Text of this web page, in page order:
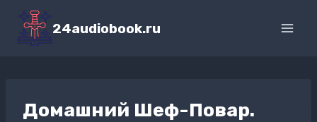
Перейти
содержимому
24audiobook.ru
Домашний Шеф-Повар.